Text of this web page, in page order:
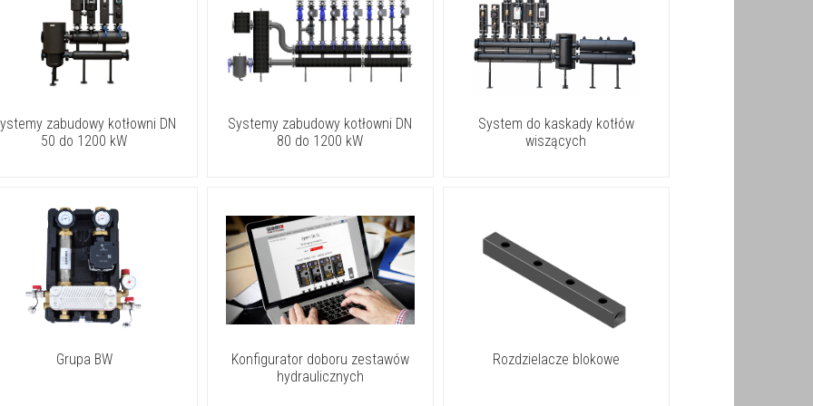
zabudowy kotłowni DN
50 do 1200 kW
Systemy zabudowy kotłowni DN
80 do 1200 kW
System do kaskady kotłów
wiszących
Grupa BW
Konfigurator doboru zestawów
hydraulicznych
Rozdzielacze blokowe